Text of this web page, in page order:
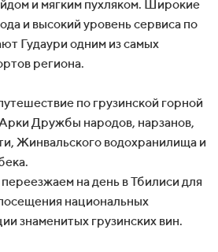
и мягким пухляком. Широкие
и высокий уровень сервиса по
Гудаури одним из самых
региона.
по грузинской горной
Дружбы народов, нарзанов,
Жинвальского водохранилища и
на день в Тбилиси для
национальных
знаменитых грузинских вин.